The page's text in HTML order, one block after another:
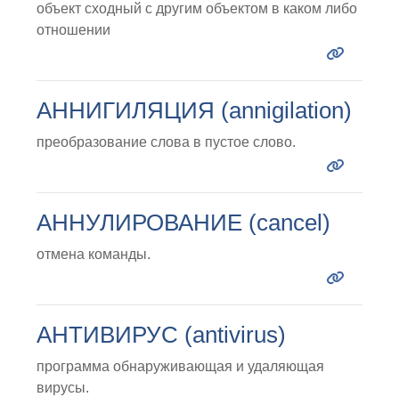
объект сходный с другим объектом в каком либо
отношении
АННИГИЛЯЦИЯ (annigilation)
преобразование слова в пустое слово.
АННУЛИРОВАНИЕ (cancel)
отмена команды.
АНТИВИРУС (antivirus)
программа обнаруживающая и удаляющая
вирусы.